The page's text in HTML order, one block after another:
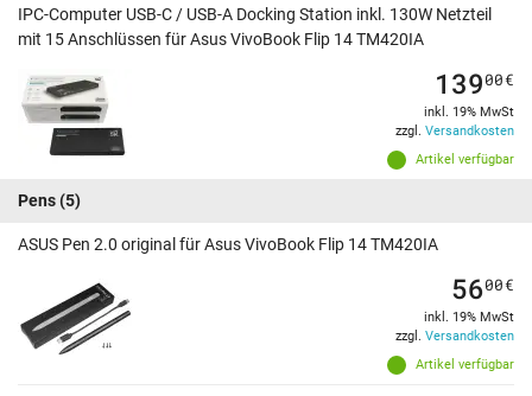
IPC-Computer USB-C / USB-A Docking Station inkl. 130W Netzteil
mit 15 Anschlüssen für Asus VivoBook Flip 14 TM420IA
Artikel verfügbar
13900€
inkl. 19% MwSt
zzgl. Versandkosten
Pens(5)
ASUS Pen 2.0 original für Asus VivoBook Flip 14 TM420IA
Artikel verfügbar
5600€
inkl. 19% MwSt
zzgl. Versandkosten